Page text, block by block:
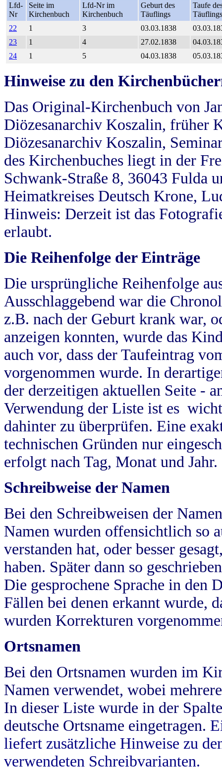
Lfd-
Nr
Seite im
Kirchenbuch
Lfd-Nr im
Kirchenbuch
Geburt des
Täuflings
Taufe
Täuflings
22
1 3 03.03.1838
23
1 4 27.02.1838
24
1 5 04.03.1838
Hinweise zu den
Das Original-Kirchenbuch von
Diözesanarchiv Koszalin, früher
Diözesanarchiv Koszalin,
des Kirchenbuches liegt in der
Schwank-Straße 8, 36043 Fulda
Heimatkreises Deutsch Krone,
Hinweis: Derzeit ist das
erlaubt.
Die Reihenfolge der Einträge
Die ursprüngliche Reihenfolge
Ausschlaggebend war die
z.B. nach der Geburt krank war,
anzeigen konnten, wurde das
auch vor, dass der Taufeintrag
vorgenommen wurde. In
der derzeitigen aktuellen Seite -
Verwendung der Liste ist es
dahinter zu überprüfen. Eine
technischen Gründen nur
erfolgt nach Tag, Monat und Jahr.
Schreibweise der Namen
Bei den Schreibweisen der
Namen wurden offensichtlich so
verstanden hat, oder besser
haben. Später dann so
Die gesprochene Sprache in
Fällen bei denen erkannt wurde,
wurden Korrekturen
Ortsnamen
Bei den Ortsnamen wurden im
Namen verwendet, wobei
In dieser Liste wurde in der
deutsche Ortsname eingetragen.
liefert zusätzliche Hinweise zu
verwendeten Schreibvarianten.